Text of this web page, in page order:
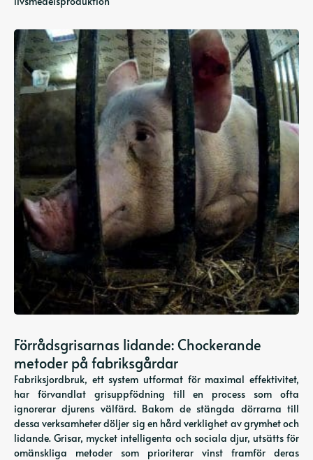
Förrådsgrisarnas lidande: Chockerande
metoder på fabriksgårdar
Fabriksjordbruk, ett system utformat för maximal effektivitet,
har förvandlat grisuppfödning till en process som ofta
ignorerar djurens välfärd. Bakom de stängda dörrarna till
dessa verksamheter döljer sig en hård verklighet av grymhet och
lidande. Grisar, mycket intelligenta och sociala djur, utsätts för
omänskliga metoder som prioriterar vinst framför deras